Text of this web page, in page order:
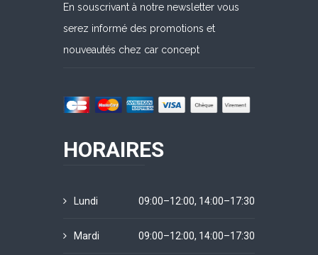
En souscrivant à notre newsletter vous
serez informé des promotions et
nouveautés chez car concept
HORAIRES
Lundi 09:00–12:00, 14:00–17:30
Mardi 09:00–12:00, 14:00–17:30